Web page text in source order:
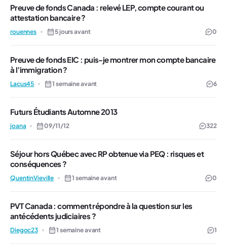
Preuve de fonds Canada : relevé LEP, compte courant ou
attestation bancaire ?
rouennes 5 jours avant 0
Preuve de fonds EIC : puis-je montrer mon compte bancaire
à l’immigration ?
Lacus45 1 semaine avant 6
Futurs Étudiants Automne 2013
joana 09/11/12 322
Séjour hors Québec avec RP obtenue via PEQ : risques et
conséquences ?
QuentinVieville 1 semaine avant 0
PVT Canada : comment répondre à la question sur les
antécédents judiciaires ?
Diegoc23 1 semaine avant 1